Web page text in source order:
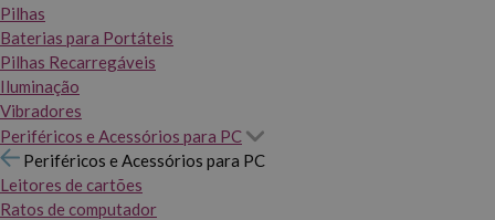
Pilhas
Baterias para Portáteis
Pilhas Recarregáveis
Iluminação
Vibradores
Periféricos e Acessórios para PC
Periféricos e Acessórios para PC
Leitores de cartões
Ratos de computador